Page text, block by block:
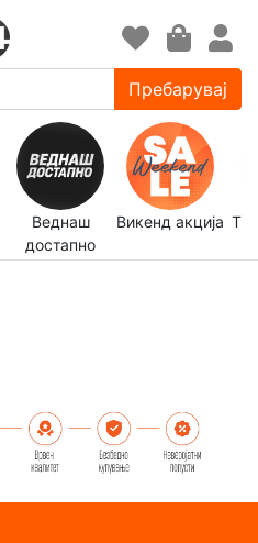
Пребарувај
Веднаш
достапно
Викенд акција